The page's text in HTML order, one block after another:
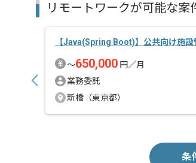
リモートワークが可能な案
【Java(Spring Boot)】公共向け施
〜650,000 円／月
業務委託
新橋（東京都）
条